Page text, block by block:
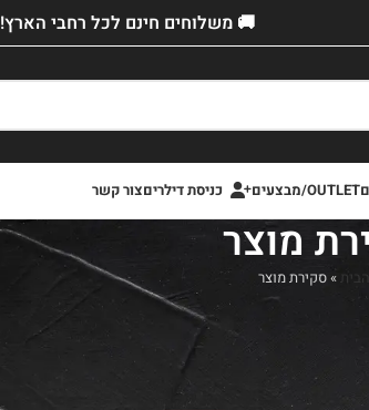
🚚 משלוחים חינם לכל רחבי הארץ!
OUTLET/מבצעים כניסת דילריםצור קשר
מוצר
»סקירת מוצר